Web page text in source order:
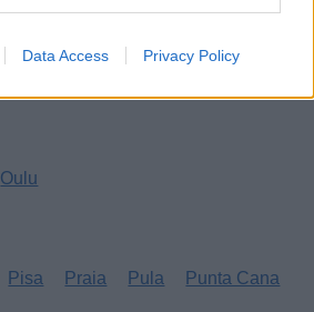
Data Access Privacy Policy
Oulu
Pisa Praia Pula Punta Cana